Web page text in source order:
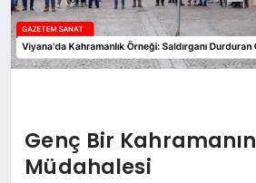
Genç Bir Kahramanın
Müdahalesi